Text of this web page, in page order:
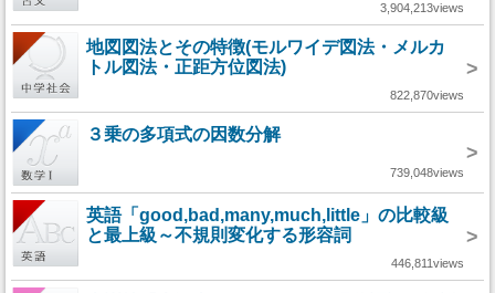
3,904,213views
地図図法とその特徴(モルワイデ図法・メルカ
トル図法・正距方位図法)
>
822,870views
３乗の多項式の因数分解
>
739,048views
英語「good,bad,many,much,little」の比較級
と最上級～不規則変化する形容詞
>
446,811views